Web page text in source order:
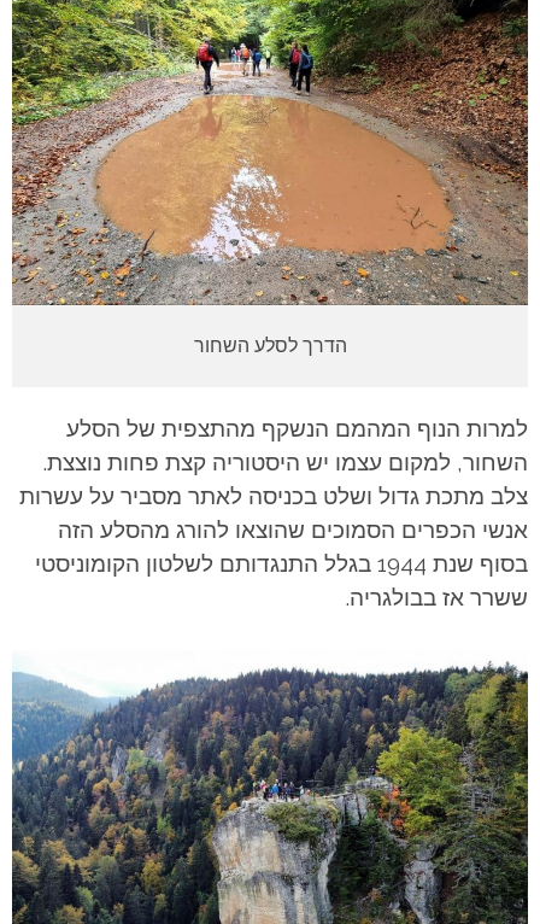
הדרך לסלע השחור
למרות הנוף המהמם הנשקף מהתצפית של הסלע
השחור, למקום עצמו יש היסטוריה קצת פחות נוצצת.
צלב מתכת גדול ושלט בכניסה לאתר מסביר על עשרות
אנשי הכפרים הסמוכים שהוצאו להורג מהסלע הזה
בסוף שנת 1944 בגלל התנגדותם לשלטון הקומוניסטי
ששרר אז בבולגריה.